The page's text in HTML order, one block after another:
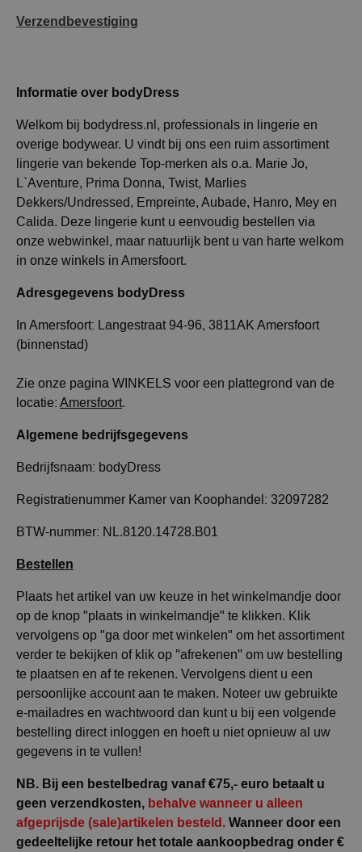
Verzendbevestiging
Informatie over bodyDress
Welkom bij bodydress.nl, professionals in lingerie en
overige bodywear. U vindt bij ons een ruim assortiment
lingerie van bekende Top-merken als o.a. Marie Jo,
L`Aventure, Prima Donna, Twist, Marlies
Dekkers/Undressed, Empreinte, Aubade, Hanro, Mey en
Calida. Deze lingerie kunt u eenvoudig bestellen via
onze webwinkel, maar natuurlijk bent u van harte welkom
in onze winkels in Amersfoort.
Adresgegevens bodyDress
In Amersfoort: Langestraat 94-96, 3811AK Amersfoort
(binnenstad)
Zie onze pagina WINKELS voor een plattegrond van de
locatie:Amersfoort.
Algemene bedrijfsgegevens
Bedrijfsnaam: bodyDress
Registratienummer Kamer van Koophandel: 32097282
BTW-nummer: NL.8120.14728.B01
Bestellen
Plaats het artikel van uw keuze in het winkelmandje door
op de knop "plaats in winkelmandje" te klikken. Klik
vervolgens op "ga door met winkelen" om het assortiment
verder te bekijken of klik op ''afrekenen'' om uw bestelling
te plaatsen en af te rekenen. Vervolgens dient u een
persoonlijke account aan te maken. Noteer uw gebruikte
e-mailadres en wachtwoord dan kunt u bij een volgende
bestelling direct inloggen en hoeft u niet opnieuw al uw
gegevens in te vullen!
NB. Bij een bestelbedrag vanaf €75,- euro betaalt u
geen verzendkosten, behalve wanneer u alleen
afgeprijsde (sale)artikelen besteld.Wanneer door een
gedeeltelijke retour het totale aankoopbedrag onder €